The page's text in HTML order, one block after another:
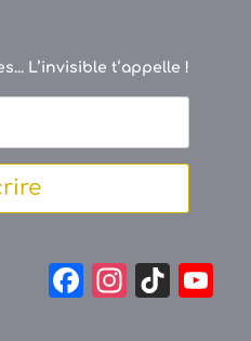
L’invisible t’appelle !
F
In
Ti